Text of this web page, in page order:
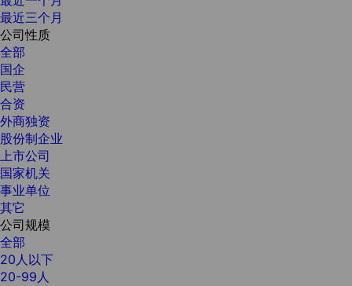
最近三个月
公司性质
全部
国企
民营
合资
外商独资
股份制企业
上市公司
国家机关
事业单位
其它
公司规模
全部
20人以下
20-99人